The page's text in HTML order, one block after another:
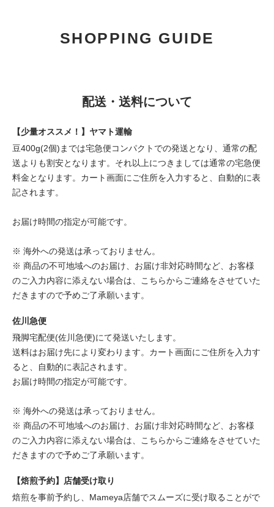
SHOPPING GUIDE
配送・送料について
【少量オススメ！】ヤマト運輸
豆400g(2個)までは宅急便コンパクトでの発送となり、通常の配
送よりも割安となります。それ以上につきましては通常の宅急便
料金となります。カート画面にご住所を入力すると、自動的に表
記されます。
お届け時間の指定が可能です。
※ 海外への発送は承っておりません。
※ 商品の不可地域へのお届け、お届け非対応時間など、お客様
のご入力内容に添えない場合は、こちらからご連絡をさせていた
だきますので予めご了承願います。
佐川急便
飛脚宅配便(佐川急便)にて発送いたします。
送料はお届け先により変わります。カート画面にご住所を入力す
ると、自動的に表記されます。
お届け時間の指定が可能です。
※ 海外への発送は承っておりません。
※ 商品の不可地域へのお届け、お届け非対応時間など、お客様
のご入力内容に添えない場合は、こちらからご連絡をさせていた
だきますので予めご了承願います。
【焙煎予約】店舗受け取り
焙煎を事前予約し、Mameya店舗でスムーズに受け取ることがで